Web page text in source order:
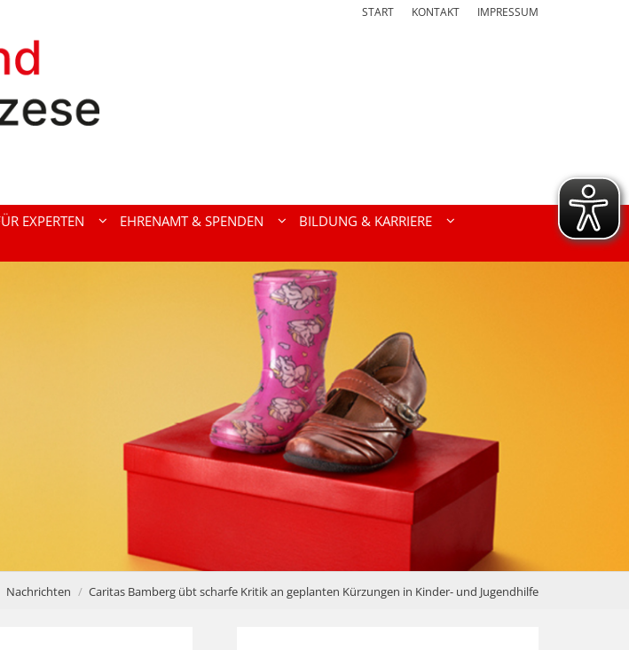
START KONTAKT IMPRESSUM
EXPERTEN EHRENAMT & SPENDEN
BILDUNG & KARRIERE
Nachrichten Caritas Bamberg übt scharfe Kritik an geplanten Kürzungen in Kinder- und Jugendhilfe